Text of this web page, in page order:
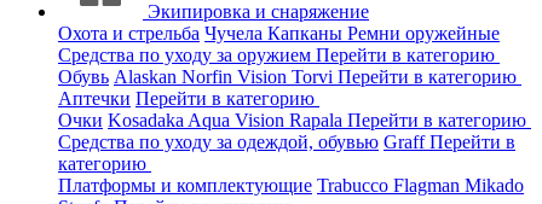
Экипировка и снаряжение
Охота и стрельба Чучела Капканы Ремни оружейные
Средства по уходу за оружием Перейти в категорию
Обувь Alaskan Norfin Vision Torvi Перейти в категорию
Аптечки Перейти в категорию
Очки Kosadaka Aqua Vision Rapala Перейти в категорию
Средства по уходу за одеждой, обувью GraffПерейти в
категорию
Платформы и комплектующие Trabucco Flagman Mikado